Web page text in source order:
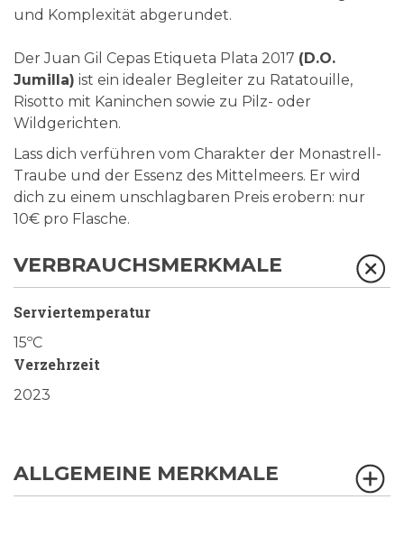
und Komplexität abgerundet.
Der Juan Gil Cepas Etiqueta Plata 2017 (D.O.
Jumilla) ist ein idealer Begleiter zu Ratatouille,
Risotto mit Kaninchen sowie zu Pilz- oder
Wildgerichten.
Lass dich verführen vom Charakter der Monastrell-
Traube und der Essenz des Mittelmeers. Er wird
dich zu einem unschlagbaren Preis erobern: nur
10€ pro Flasche.
VERBRAUCHSMERKMALE
Serviertemperatur
15ºC
Verzehrzeit
2023
ALLGEMEINE MERKMALE